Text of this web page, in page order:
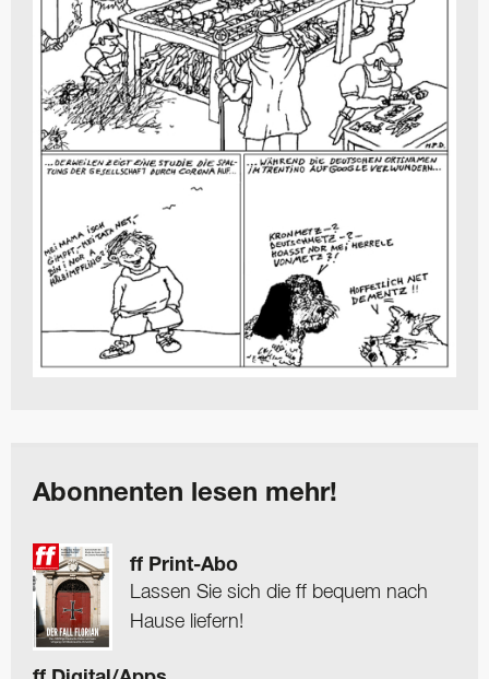
Abonnenten lesen mehr!
ff Print-Abo
Lassen Sie sich die ff bequem nach
Hause liefern!